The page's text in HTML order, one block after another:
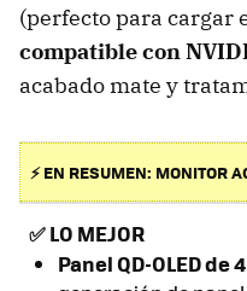
(perfecto para cargar
compatible con
acabado mate y
⚡ EN RESUMEN: MONITOR
✅LO MEJOR
Panel QD-OLED de